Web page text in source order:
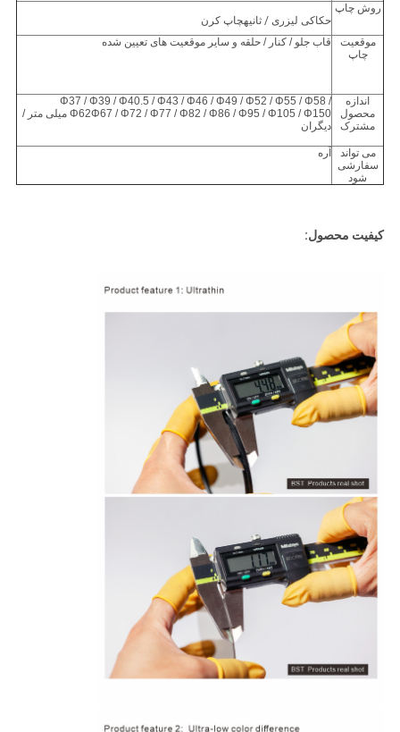
روش چاپ
حکاکی لیزری / ثانیهچاپ کرن
موقعیت
چاپ
قاب جلو / کنار / حلقه و سایر موقعیت های تعیین شده
اندازه
محصول
مشترک
Φ37 / Φ39 / Φ40.5 / Φ43 / Φ46 / Φ49 / Φ52 / Φ55 / Φ58 /
Φ62Φ67 / Φ72 / Φ77 / Φ82 / Φ86 / Φ95 / Φ105 / Φ150 میلی متر /
دیگران
می تواند
سفارشی
شود
آره
کیفیت محصول: